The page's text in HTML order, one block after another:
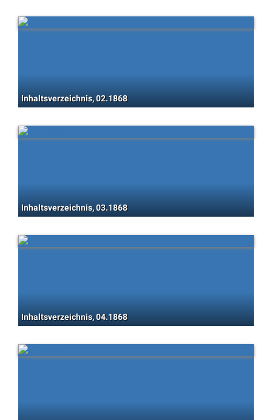
Inhaltsverzeichnis, 02.1868
Inhaltsverzeichnis, 03.1868
Inhaltsverzeichnis, 04.1868